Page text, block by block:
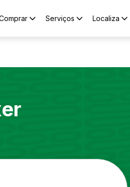
Serviços Localiza